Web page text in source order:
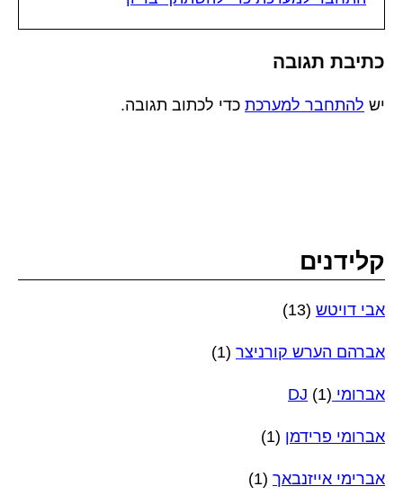
כתיבת תגובה
יש להתחבר למערכת כדי לכתוב תגובה.
קלידנים
אבי דויטש (13)
אברהם הערש קורניצר (1)
אברומי DJ (1)
אברומי פרידמן (1)
אברימי אייזנבאך (1)